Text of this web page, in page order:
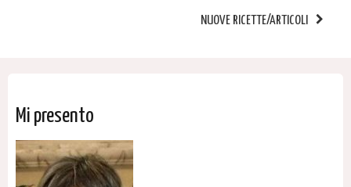
NUOVE RICETTE/ARTICOLI
Mi presento